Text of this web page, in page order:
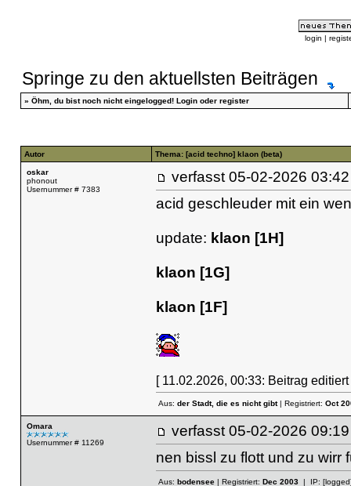
login |
Springe zu den aktuellsten Beiträgen
» Öhm, du bist noch nicht eingelogged! Loginoder register
Autor Thema: [acid techno] klaon (beta)
oskar
phonout
Usernummer # 7383
verfasst 05-02-2026
acid geschleuder mit ein
update: klaon [1H]
klaon [1G]
klaon [1F]
[ 11.02.2026, 00:33: Beitrag
Aus: der Stadt, die es nicht gibt| Registriert: Oct
Omara
Usernummer # 11269
verfasst 05-02-2026
nen bissl zu flott und zu wirr
Aus: bodensee| Registriert: Dec 2003| IP: